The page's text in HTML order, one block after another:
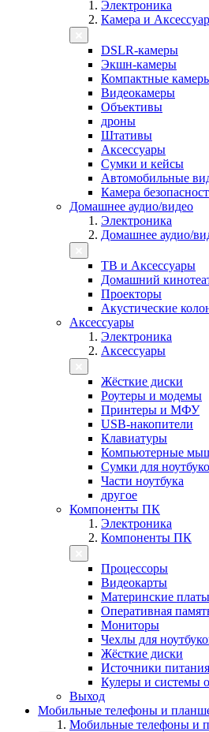
Электроника
Камера и
DSLR-камеры
Экшн-камеры
Компактные
Видеокамеры
Объективы
дроны
Штативы
Аксессуары
Сумки и кейсы
Автомобильные
Камера
Домашнее аудио/видео
Электроника
Домашнее аудио/
ТВ и Аксессуары
Домашний
Проекторы
Акустические
Аксессуары
Электроника
Аксессуары
Жёсткие диски
Роутеры и модемы
Принтеры и МФУ
USB-накопители
Клавиатуры
Компьютерные
Сумки для
Части ноутбука
другое
Компоненты ПК
Электроника
Компоненты ПК
Процессоры
Видеокарты
Материнские платы
Оперативная
Мониторы
Чехлы для
Жёсткие диски
Источники питания
Кулеры и системы
Выход
Мобильные телефоны и
Мобильные телефоны и